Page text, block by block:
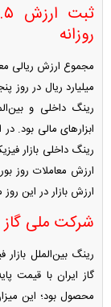
روزانه
میلیارد ریال در
رینگ داخلی و
ارزش معاملات روز
ارزش بازار در این
شرکت ملی گاز